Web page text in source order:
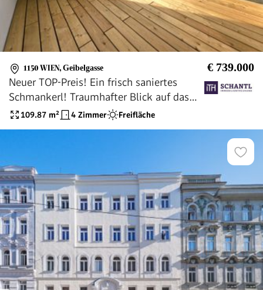
1150 WIEN, Geibelgasse € 739.000
Neuer TOP-Preis! Ein frisch saniertes
Schmankerl! Traumhafter Blick auf das
Schloss Schönbrunn! Happy to be here!
Lichtdurchflutet + Super hohe Räume im
109.87 m² 4 Zimmer Freifläche